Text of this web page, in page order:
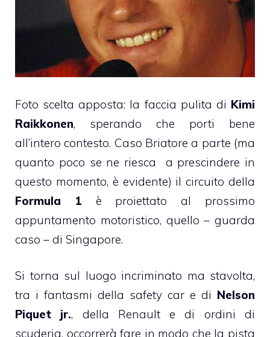
Foto scelta apposta: la faccia pulita di Kimi
Raikkonen, sperando che porti bene
all’intero contesto. Caso Briatore a parte (ma
quanto poco se ne riesca a prescindere in
questo momento, è evidente) il circuito della
Formula 1 è proiettato al prossimo
appuntamento motoristico, quello – guarda
caso – di Singapore.
Si torna sul luogo incriminato ma stavolta,
tra i fantasmi della safety car e di Nelson
Piquet jr., della Renault e di ordini di
scuderia, occorrerà fare in modo che la pista